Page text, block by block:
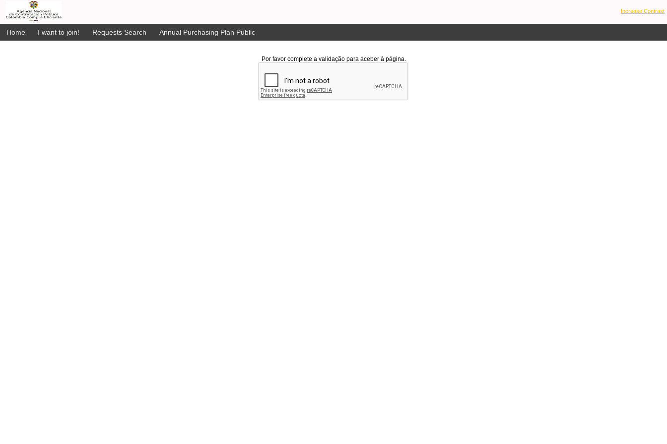
Increase Contrast
Home I want to join! Requests Search Annual Purchasing Plan Public
Por favor complete a validação para aceber à página.